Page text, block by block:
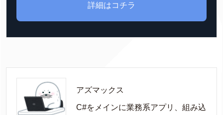
詳細はコチラ
アズマックス
C#をメインに業務系アプリ、組み込